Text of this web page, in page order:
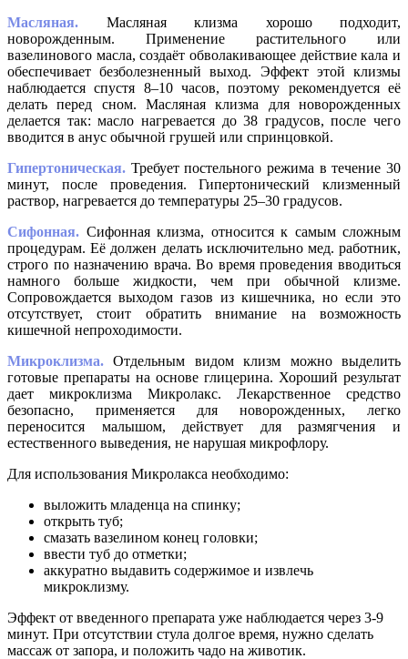
Масляная. Масляная клизма хорошо подходит,
новорожденным. Применение растительного или
вазелинового масла, создаёт обволакивающее действие кала и
обеспечивает безболезненный выход. Эффект этой клизмы
наблюдается спустя 8–10 часов, поэтому рекомендуется её
делать перед сном. Масляная клизма для новорожденных
делается так: масло нагревается до 38 градусов, после чего
вводится в анус обычной грушей или спринцовкой.
Гипертоническая. Требует постельного режима в течение 30
минут, после проведения. Гипертонический клизменный
раствор, нагревается до температуры 25–30 градусов.
Сифонная. Сифонная клизма, относится к самым сложным
процедурам. Её должен делать исключительно мед. работник,
строго по назначению врача. Во время проведения вводиться
намного больше жидкости, чем при обычной клизме.
Сопровождается выходом газов из кишечника, но если это
отсутствует, стоит обратить внимание на возможность
кишечной непроходимости.
Микроклизма.Отдельным видом клизм можно выделить
готовые препараты на основе глицерина. Хороший результат
дает микроклизма Микролакс. Лекарственное средство
безопасно, применяется для новорожденных, легко
переносится малышом, действует для размягчения и
естественного выведения, не нарушая микрофлору.
Для использования Микролакса необходимо:
выложить младенца на спинку;
открыть туб;
смазать вазелином конец головки;
ввести туб до отметки;
аккуратно выдавить содержимое и извлечь
микроклизму.
Эффект от введенного препарата уже наблюдается через 3-9
минут. При отсутствии стула долгое время, нужно сделать
массаж от запора, и положить чадо на животик.